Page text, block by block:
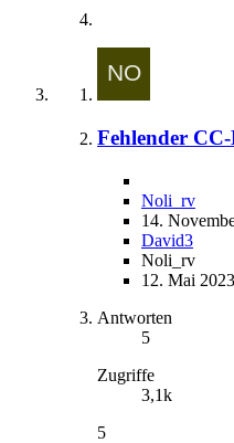
Fehlender
Noli_rv
14.
David3
Noli_rv
12. Mai
Antworten
5
Zugriffe
3,1k
5